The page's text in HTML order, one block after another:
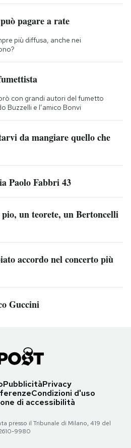
pagare a rate
più diffusa, anche nei
con grandi autori del fumetto
Buzzelli e l’amico Bonvi
da mangiare quello che
Paolo Fabbri 43
un teorete, un Bertoncelli
accordo nel concerto più
Guccini
PubblicitàPrivacy
Condizioni d'uso
di accessibilità
presso il Tribunale di Milano, 419 del
9980